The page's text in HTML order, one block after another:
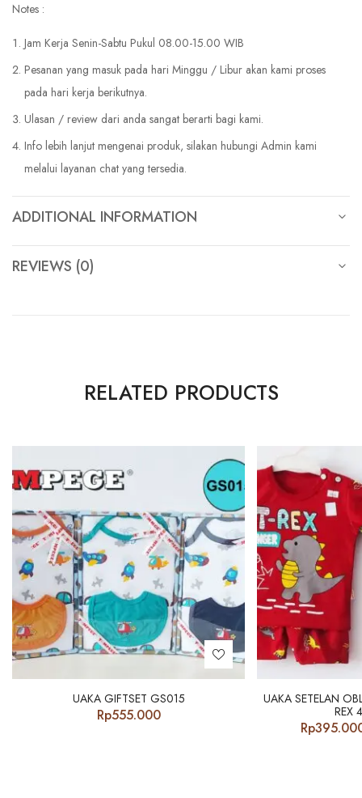
Notes :
Jam Kerja Senin-Sabtu Pukul 08.00-15.00 WIB
Pesanan yang masuk pada hari Minggu / Libur akan kami proses
pada hari kerja berikutnya.
Ulasan / review dari anda sangat berarti bagi kami.
Info lebih lanjut mengenai produk, silakan hubungi Admin kami
melalui layanan chat yang tersedia.
ADDITIONAL INFORMATION
REVIEWS (0)
RELATED PRODUCTS
UAKA GIFTSET GS015
Rp555.000
UAKA SETELAN
REX
Rp